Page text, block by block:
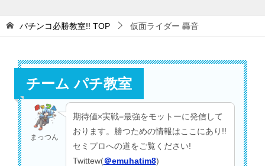
パチンコ必勝教室!! TOP 仮面ライダー 轟音
チーム パチ教室
まっつん
期待値×実戦=最強をモットーに発信して
おります。勝つための情報はここにあり!!
セミプロへの道をご覧ください!
Twittew(＠emuhatim8)